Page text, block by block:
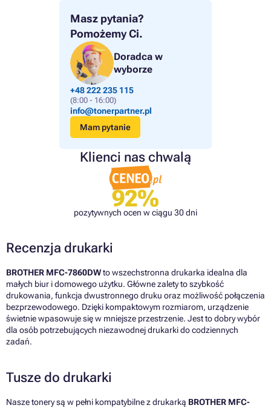
Masz pytania?
Pomożemy Ci.
Doradca w
wyborze
+48 222 235 115
(8:00 - 16:00)
info@tonerpartner.pl
Mam pytanie
Klienci nas chwalą
92%
pozytywnych ocen w ciągu 30 dni
Recenzja drukarki
BROTHER MFC-7860DWto wszechstronna drukarka idealna dla
małych biur i domowego użytku. Główne zalety to szybkość
drukowania, funkcja dwustronnego druku oraz możliwość połączenia
bezprzewodowego. Dzięki kompaktowym rozmiarom, urządzenie
świetnie wpasowuje się w mniejsze przestrzenie. Jest to dobry wybór
dla osób potrzebujących niezawodnej drukarki do codziennych
zadań.
Tusze do drukarki
Nasze tonery są w pełni kompatybilne z drukarką BROTHER MFC-